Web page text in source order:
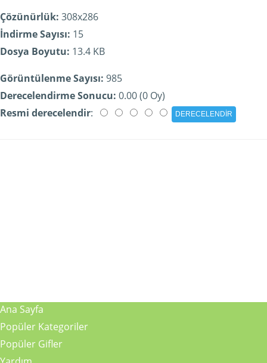
Çözünürlük: 308x286
İndirme Sayısı: 15
Dosya Boyutu: 13.4 KB
Görüntülenme Sayısı: 985
Derecelendirme Sonucu: 0.00 (0 Oy)
Resmi derecelendir:
Ana Sayfa
Popüler Kategoriler
Popüler Gifler